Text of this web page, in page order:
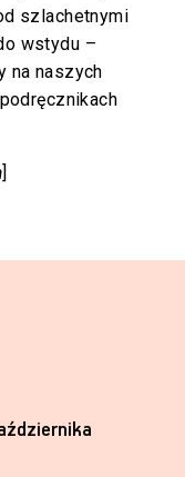
szlachetnymi
wstydu –
na naszych
]